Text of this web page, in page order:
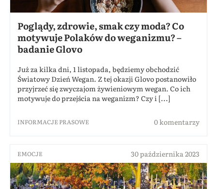
Poglądy, zdrowie, smak czy moda? Co
motywuje Polaków do weganizmu? –
badanie Glovo
Już za kilka dni, 1 listopada, będziemy obchodzić
Światowy Dzień Wegan. Z tej okazji Glovo postanowiło
przyjrzeć się zwyczajom żywieniowym wegan. Co ich
motywuje do przejścia na weganizm? Czy i [...]
INFORMACJE PRASOWE 0 komentarzy
EMOCJE 30 października 2023